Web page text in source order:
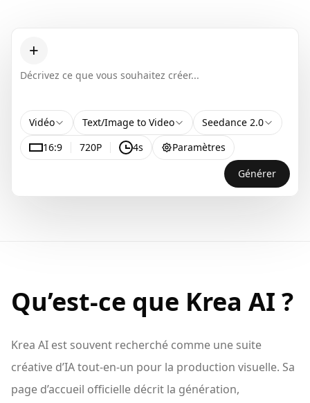
+
Vidéo Text/Image to Video
Seedance 2.0
16:9
720P 4s
Paramètres
Générer
Qu’est-ce que Krea AI ?
Krea AI est souvent recherché comme une suite
créative d’IA tout-en-un pour la production visuelle. Sa
page d’accueil officielle décrit la génération,